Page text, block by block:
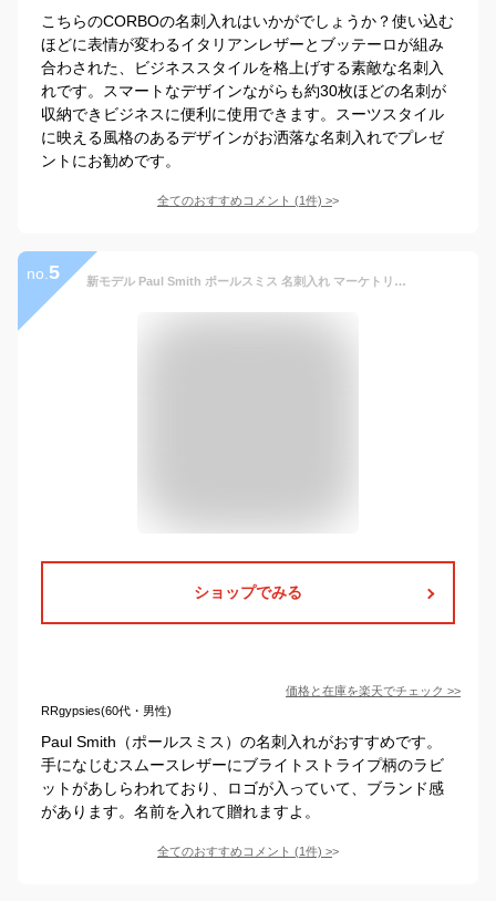
こちらのCORBOの名刺入れはいかがでしょうか？使い込む
ほどに表情が変わるイタリアンレザーとブッテーロが組み
合わされた、ビジネススタイルを格上げする素敵な名刺入
れです。スマートなデザインながらも約30枚ほどの名刺が
収納できビジネスに便利に使用できます。スーツスタイル
に映える風格のあるデザインがお洒落な名刺入れでプレゼ
ントにお勧めです。
全てのおすすめコメント (1件) >
no. 5 新モデル Paul Smith ポールスミス 名刺入れ マーケトリー ブライトストライプ ラビット 813018 P903 カードケース 名刺ケース メンズ レディース ブランド 正規品 新品 ギフト 男性 クリスマスプレゼント 【名入れ可】
ショップでみる
価格と在庫を楽天でチェック >>
RRgypsies(60代・男性)
Paul Smith（ポールスミス）の名刺入れがおすすめです。
手になじむスムースレザーにブライトストライプ柄のラビ
ットがあしらわれており、ロゴが入っていて、ブランド感
があります。名前を入れて贈れますよ。
全てのおすすめコメント (1件) >